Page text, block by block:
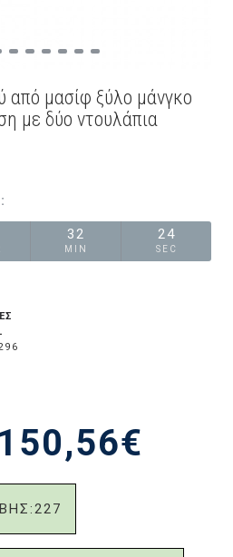
από μασίφ ξύλο μάνγκο
με δύο ντουλάπια
32
MIN
24
SEC
150,56€
227